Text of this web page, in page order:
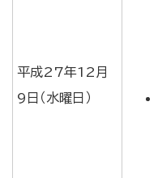
平成27年12月
9日（水曜日）